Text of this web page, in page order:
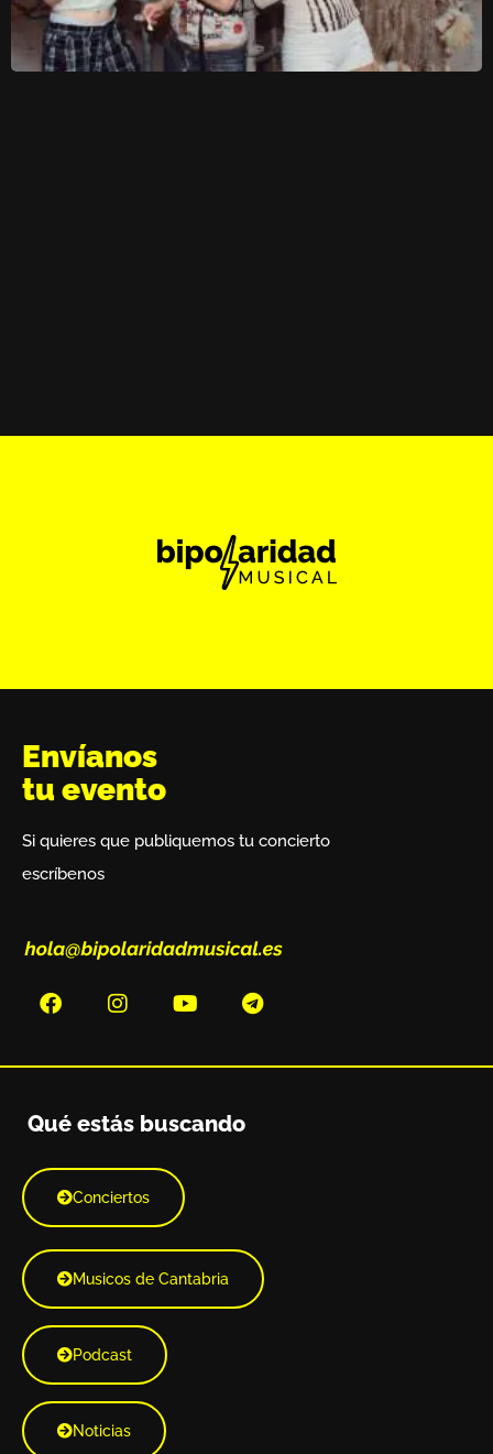
Envíanos
tu evento
Si quieres que publiquemos tu concierto
escríbenos
Qué estás buscando
Conciertos
Musicos de Cantabria
Podcast
Noticias